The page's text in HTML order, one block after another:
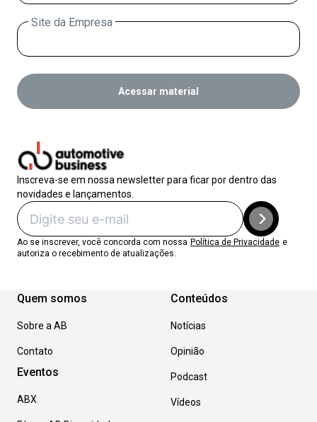
Site da Empresa
Acessar material
Inscreva-se em nossa newsletter para ficar por dentro das
novidades e lançamentos.
Ao se inscrever, você concorda com nossa Política de Privacidade e
autoriza o recebimento de atualizações.
Quem somos
Sobre a AB
Contato
Eventos
ABX
Conteúdos
Notícias
Opinião
Podcast
Vídeos